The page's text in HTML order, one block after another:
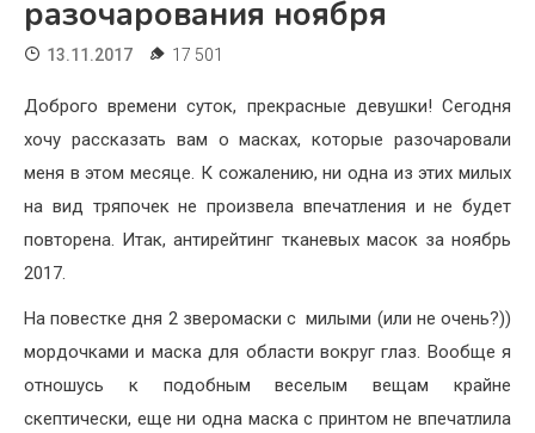
Жизнь
Хобби
Красота
Недвижимость
разочарования ноября
13.11.2017 17 501
Доброго времени суток, прекрасные девушки! Сегодня
хочу рассказать вам о масках, которые разочаровали
меня в этом месяце. К сожалению, ни одна из этих милых
на вид тряпочек не произвела впечатления и не будет
повторена. Итак, антирейтинг тканевых масок за ноябрь
2017.
На повестке дня 2 зверомаски с милыми (или не очень?))
мордочками и маска для области вокруг глаз. Вообще я
отношусь к подобным веселым вещам крайне
скептически, еще ни одна маска с принтом не впечатлила